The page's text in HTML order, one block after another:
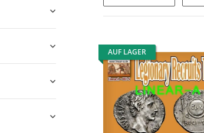
AUF LAGER